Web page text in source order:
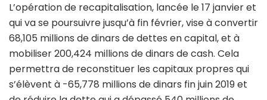
68,105 millions de dinars de dettes en capital, et à
mobiliser 200,424 millions de dinars de cash. Cela
permettra de reconstituer les capitaux propres qui
s’élèvent à -65,778 millions de dinars fin juin 2019 et
de réduire la dette qui a dépassé 540 millions de
dinars en fin d’année.